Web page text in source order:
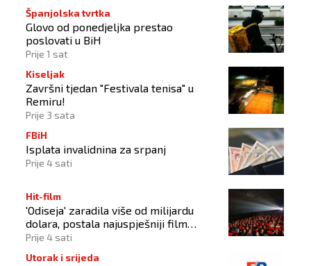
Španjolska tvrtka
Glovo od ponedjeljka prestao
poslovati u BiH
Prije 1 sat
Kiseljak
Završni tjedan "Festivala tenisa" u
Remiru!
Prije 3 sata
FBiH
Isplata invalidnina za srpanj
Prije 4 sati
Hit-film
'Odiseja' zaradila više od milijardu
dolara, postala najuspješniji film
Christophera Nolana
Prije 4 sati
Utorak i srijeda